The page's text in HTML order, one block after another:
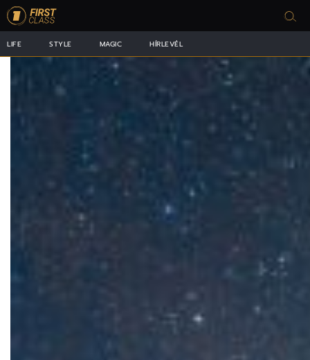
LIFE STYLE MAGIC HÍRLEVÉL